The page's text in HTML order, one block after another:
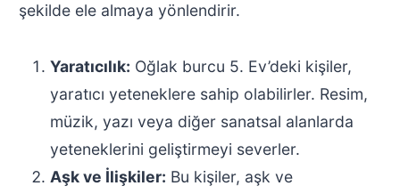
şekilde ele almaya yönlendirir.
Yaratıcılık: Oğlak burcu 5. Ev’deki kişiler,
yaratıcı yeteneklere sahip olabilirler. Resim,
müzik, yazı veya diğer sanatsal alanlarda
yeteneklerini geliştirmeyi severler.
Aşk ve İlişkiler: Bu kişiler, aşk ve